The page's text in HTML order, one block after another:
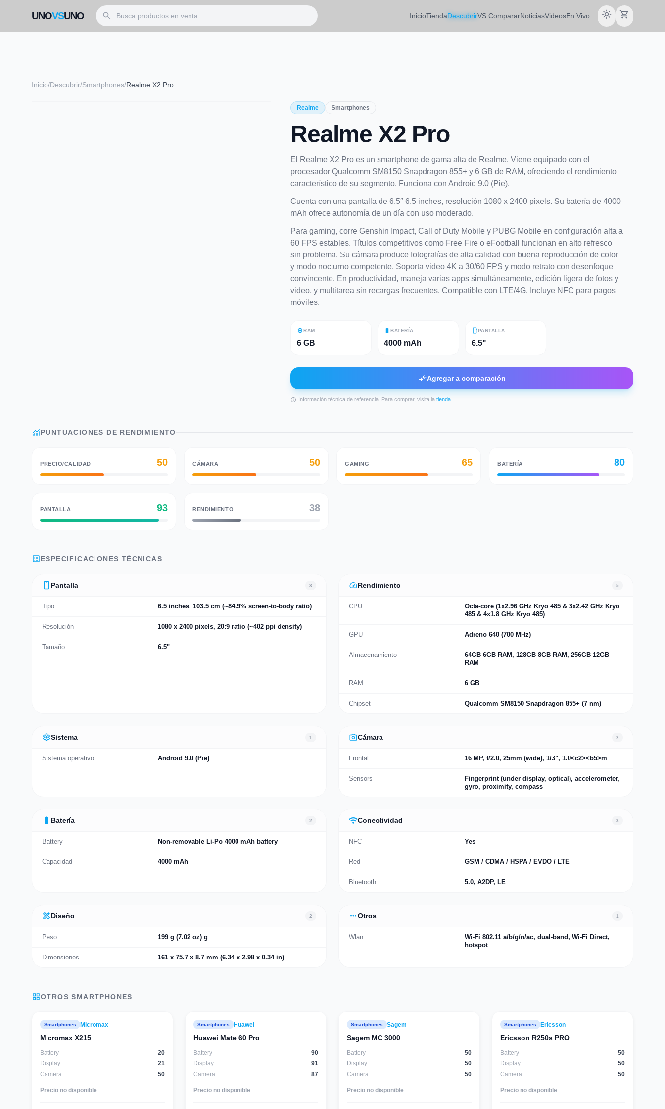
UNOVSUNO search InicioTiendaDescubrirVS CompararNoticiasVideosEn Vivo light_mode shopping_cart
Inicio/Descubrir/Smartphones/Realme X2 Pro
Realme Smartphones
Realme X2 Pro
El Realme X2 Pro es un smartphone de gama alta de Realme. Viene equipado con el
procesador Qualcomm SM8150 Snapdragon 855+ y 6 GB de RAM, ofreciendo el rendimiento
característico de su segmento. Funciona con Android 9.0 (Pie).
Cuenta con una pantalla de 6.5″ 6.5 inches, resolución 1080 x 2400 pixels. Su batería de 4000
mAh ofrece autonomía de un día con uso moderado.
Para gaming, corre Genshin Impact, Call of Duty Mobile y PUBG Mobile en configuración alta a
60 FPS estables. Títulos competitivos como Free Fire o eFootball funcionan en alto refresco
sin problema. Su cámara produce fotografías de alta calidad con buena reproducción de color
y modo nocturno competente. Soporta video 4K a 30/60 FPS y modo retrato con desenfoque
convincente. En productividad, maneja varias apps simultáneamente, edición ligera de fotos y
video, y multitarea sin recargas frecuentes. Compatible con LTE/4G. Incluye NFC para pagos
móviles.
memoryRAM
6 GB
battery_fullBATERÍA
4000 mAh
smartphonePANTALLA
6.5"
compare_arrowsAgregar a comparación
info Información técnica de referencia. Para comprar, visita la tienda
monitoringPUNTUACIONES DE RENDIMIENTO
PRECIO/CALIDAD 50 CÁMARA 50 GAMING 65 BATERÍA 80
PANTALLA 93 RENDIMIENTO 38
list_altESPECIFICACIONES TÉCNICAS
smartphone Pantalla 3
Tipo 6.5 inches, 103.5 cm (~84.9% screen-to-body ratio)
Resolución 1080 x 2400 pixels, 20:9 ratio (~402 ppi density)
Tamaño 6.5"
speedRendimiento 5
CPU
Octa-core (1x2.96 GHz Kryo 485 & 3x2.42 GHz Kryo
485 & 4x1.8 GHz Kryo 485)
GPU Adreno 640 (700 MHz)
Almacenamiento
64GB 6GB RAM, 128GB 8GB RAM, 256GB 12GB
RAM
RAM 6 GB
Chipset Qualcomm SM8150 Snapdragon 855+ (7 nm)
settingsSistema 1
Sistema operativo Android 9.0 (Pie)
photo_cameraCámara 2
Frontal 16 MP, f/2.0, 25mm (wide), 1/3", 1.0<c2><b5>m
Sensors
Fingerprint (under display, optical), accelerometer,
gyro, proximity, compass
battery_full Batería 2
Battery Non-removable Li-Po 4000 mAh battery
Capacidad 4000 mAh
wifiConectividad 3
NFC Yes
Red GSM / CDMA / HSPA / EVDO / LTE
Bluetooth 5.0, A2DP, LE
design_servicesDiseño 2
Peso 199 g (7.02 oz) g
Dimensiones 161 x 75.7 x 8.7 mm (6.34 x 2.98 x 0.34 in)
more_horizOtros 1
Wlan
Wi-Fi 802.11 a/b/g/n/ac, dual-band, Wi-Fi Direct,
hotspot
grid_viewOTROSSMARTPHONES
Smartphones Micromax
Micromax X215
Battery
20
Display
21
Camera
50
Precio no disponible
Smartphones Huawei
Huawei Mate 60 Pro
Battery
90
Display
91
Camera
87
Precio no disponible
Smartphones Sagem
Sagem MC 3000
Battery
50
Display
50
Camera
50
Precio no disponible
Smartphones Ericsson
Ericsson R250s PRO
Battery
50
Display
50
Camera
50
Precio no disponible